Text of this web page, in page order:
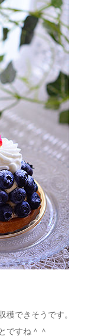
穫できそうです。
ですね＾＾